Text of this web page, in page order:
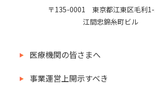
〒135-0001 東京都江東区毛利
江間忠錦糸町ビル
医療機関の皆さまへ
事業運営上開示すべき